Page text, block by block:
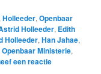
,Holleeder,Openbaar
Holleeder, Edith
Holleeder,Han Jahae,
Openbaar Ministerie,
een reactie